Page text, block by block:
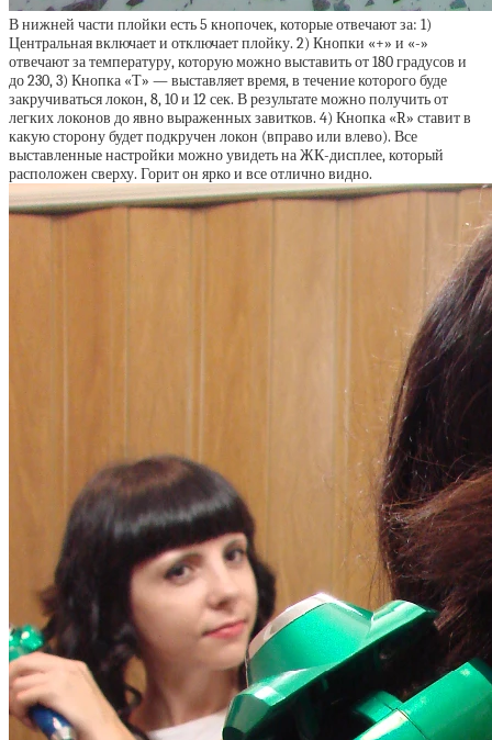
В нижней части плойки есть 5 кнопочек, которые отвечают за: 1)
Центральная включает и отключает плойку. 2) Кнопки «+» и «-»
отвечают за температуру, которую можно выставить от 180 градусов и
до 230, 3) Кнопка «Т» — выставляет время, в течение которого буде
закручиваться локон, 8, 10 и 12 сек. В результате можно получить от
легких локонов до явно выраженных завитков. 4) Кнопка «R» ставит в
какую сторону будет подкручен локон (вправо или влево). Все
выставленные настройки можно увидеть на ЖК-дисплее, который
расположен сверху. Горит он ярко и все отлично видно.